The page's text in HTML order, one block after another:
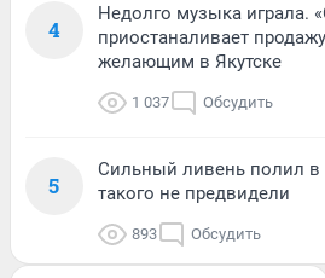
4
Недолго музыка играла.
приостаналивает
желающим в Якутске
1 037 Обсудить
5
Сильный ливень полил в
такого не предвидели
893 Обсудить